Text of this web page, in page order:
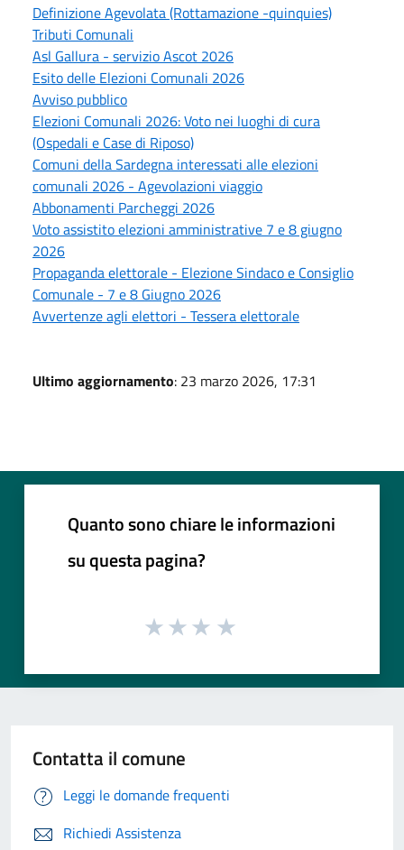
Definizione Agevolata (Rottamazione -quinquies)
Tributi Comunali
Asl Gallura - servizio Ascot 2026
Esito delle Elezioni Comunali 2026
Avviso pubblico
Elezioni Comunali 2026: Voto nei luoghi di cura
(Ospedali e Case di Riposo)
Comuni della Sardegna interessati alle elezioni
comunali 2026 - Agevolazioni viaggio
Abbonamenti Parcheggi 2026
Voto assistito elezioni amministrative 7 e 8 giugno
2026
Propaganda elettorale - Elezione Sindaco e Consiglio
Comunale - 7 e 8 Giugno 2026
Avvertenze agli elettori - Tessera elettorale
Ultimo aggiornamento: 23 marzo 2026, 17:31
Quanto sono chiare le informazioni
su questa pagina?
Contatta il comune
Leggi le domande frequenti
Richiedi Assistenza